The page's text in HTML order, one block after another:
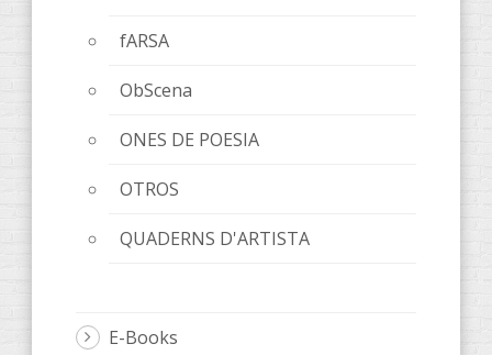
fARSA
ObScena
ONES DE POESIA
OTROS
QUADERNS D'ARTISTA
E-Books